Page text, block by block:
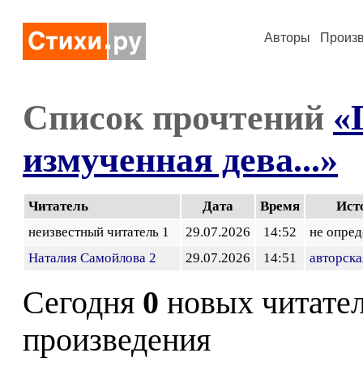
Авторы
Список прочтений
измученная дева...»
Читатель Дата Время
неизвестный читатель 1
29.07.2026 14:52
не
Наталия Самойлова 2
29.07.2026 14:51
Сегодня 0 новых
произведения